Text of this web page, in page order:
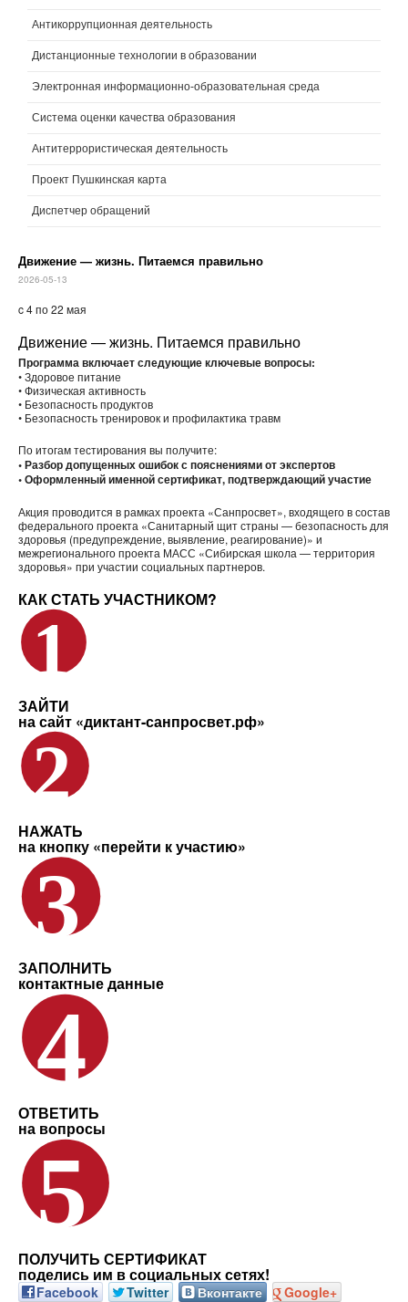
Антикоррупционная деятельность
Дистанционные технологии в образовании
Электронная информационно-образовательная среда
Система оценки качества образования
Антитеррористическая деятельность
Проект Пушкинская карта
Диспетчер обращений
Движение — жизнь. Питаемся правильно
2026-05-13
c 4 по 22 мая
Движение — жизнь. Питаемся правильно
Программа включает следующие ключевые вопросы:
• Здоровое питание
• Физическая активность
• Безопасность продуктов
• Безопасность тренировок и профилактика травм
По итогам тестирования вы получите:
• Разбор допущенных ошибок с пояснениями от экспертов
• Оформленный именной сертификат, подтверждающий участие
Акция проводится в рамках проекта «Санпросвет», входящего в состав
федерального проекта «Санитарный щит страны — безопасность для
здоровья (предупреждение, выявление, реагирование)» и
межрегионального проекта МАСС «Сибирская школа — территория
здоровья» при участии социальных партнеров.
КАК СТАТЬ УЧАСТНИКОМ?
ЗАЙТИ
на сайт «диктант-санпросвет.рф»
НАЖАТЬ
на кнопку «перейти к участию»
ЗАПОЛНИТЬ
контактные данные
ОТВЕТИТЬ
на вопросы
ПОЛУЧИТЬ СЕРТИФИКАТ
поделись им в социальных сетях!
Facebook Twitter Вконтакте Google+